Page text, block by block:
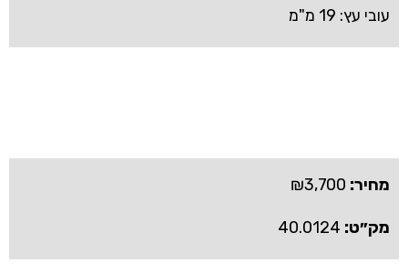
עובי עץ: 19 מ"מ
מחיר: ₪3,700
מק״ט: